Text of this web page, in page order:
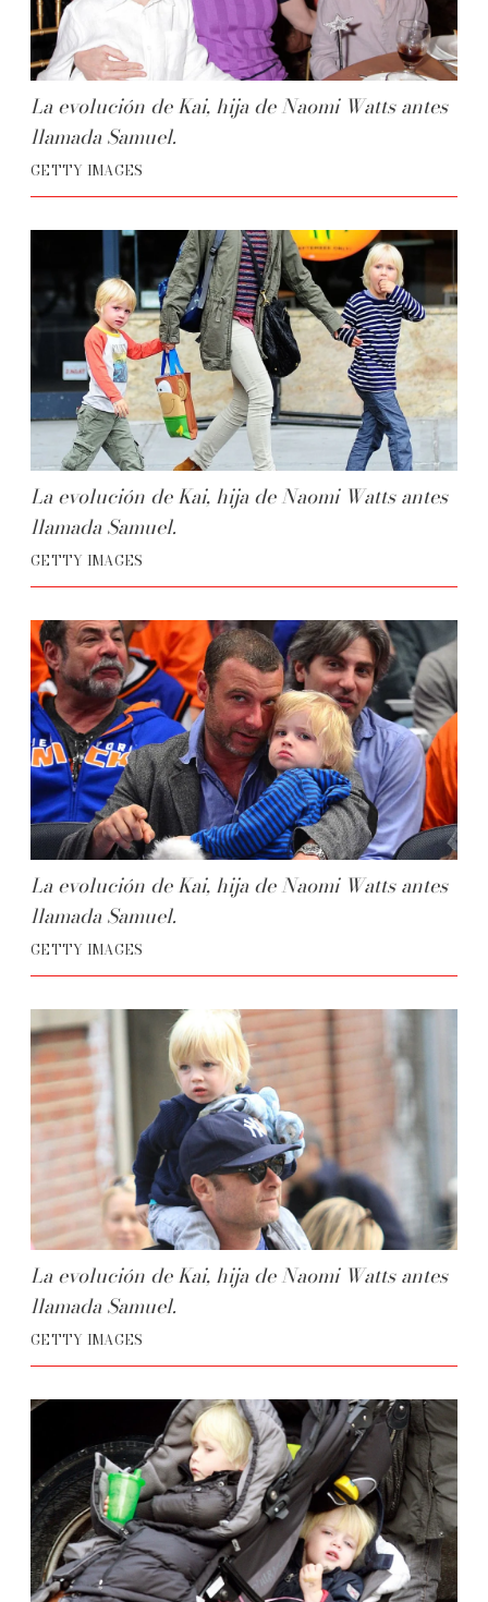
La evolución de Kai, hija de Naomi Watts antes
llamada Samuel.
GETTY IMAGES
La evolución de Kai, hija de Naomi Watts antes
llamada Samuel.
GETTY IMAGES
La evolución de Kai, hija de Naomi Watts antes
llamada Samuel.
GETTY IMAGES
La evolución de Kai, hija de Naomi Watts antes
llamada Samuel.
GETTY IMAGES